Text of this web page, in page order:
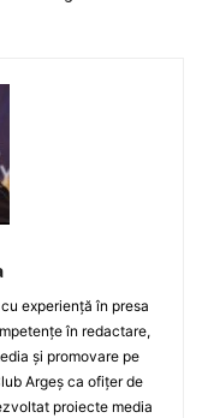
experiență în presa
în redactare,
și promovare pe
Argeș ca ofițer de
proiecte media